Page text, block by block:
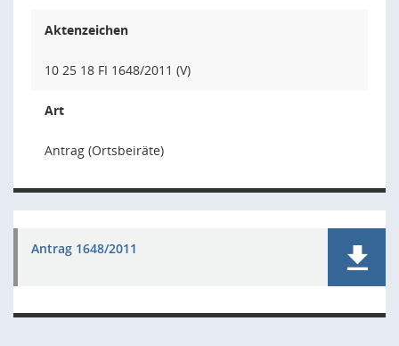
Aktenzeichen
10 25 18 FI 1648/2011 (V)
Art
Antrag (Ortsbeiräte)
Antrag 1648/2011